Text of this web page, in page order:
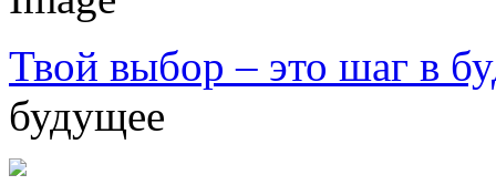
Твой выбор – это шаг в
будущее